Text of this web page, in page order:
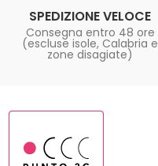
SPEDIZIONE VELOCE
Consegna entro 48 ore
(escluse isole, Calabria e
zone disagiate)